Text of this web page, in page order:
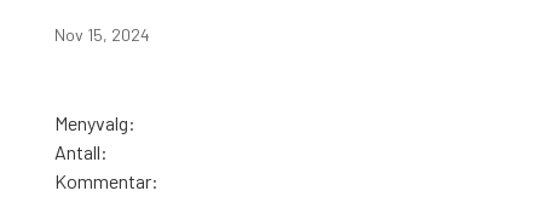
Nov 15, 2024
Menyvalg:
Antall:
Kommentar: